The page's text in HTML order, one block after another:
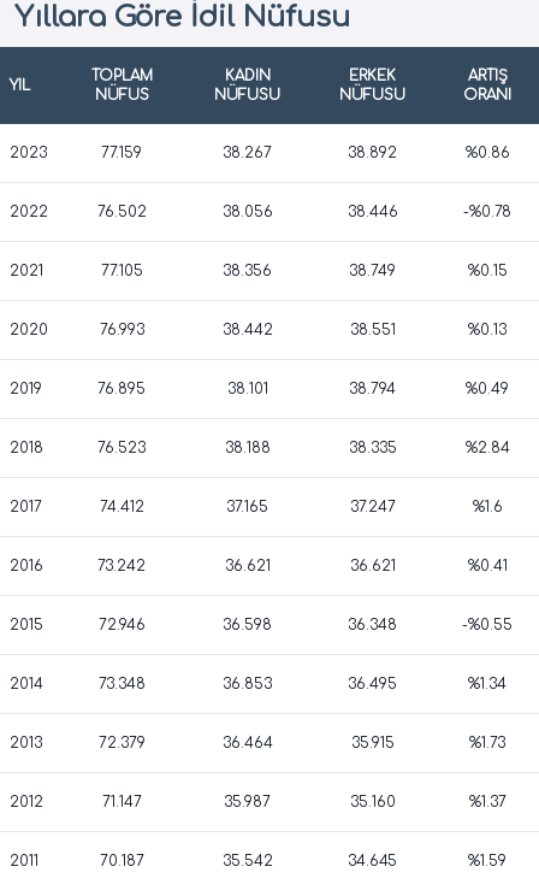
Yıllara Göre İdil Nüfusu
YIL
TOPLAM
NÜFUS
KADIN
NÜFUSU
ERKEK
NÜFUSU
ARTIŞ
ORANI
2023 77.159 38.267 38.892 %0.86
2022 76.502 38.056 38.446 -%0.78
2021 77.105 38.356 38.749 %0.15
2020 76.993 38.442 38.551 %0.13
2019 76.895 38.101 38.794 %0.49
2018 76.523 38.188 38.335 %2.84
2017 74.412 37.165 37.247 %1.6
2016 73.242 36.621 36.621 %0.41
2015 72.946 36.598 36.348 -%0.55
2014 73.348 36.853 36.495 %1.34
2013 72.379 36.464 35.915 %1.73
2012 71.147 35.987 35.160 %1.37
2011 70.187 35.542 34.645 %1.59